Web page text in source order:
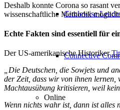
Circlewise
Connective
Online
Deshalb konnte Corona so rasant
wissenschaftliche Methodik
Echte Fakten sind essentiell für
Der US-amerikanische Historiker
„Die Deutschen, die Sowjets und
der Zeit, dass wir von ihnen lernen,
Machtausübung kritisieren, weil
Wenn nichts wahr ist, dann ist